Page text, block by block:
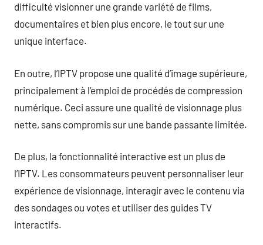
difficulté visionner une grande variété de films,
documentaires et bien plus encore, le tout sur une
unique interface.
En outre, l’IPTV propose une qualité d’image supérieure,
principalement à l’emploi de procédés de compression
numérique. Ceci assure une qualité de visionnage plus
nette, sans compromis sur une bande passante limitée.
De plus, la fonctionnalité interactive est un plus de
l’IPTV. Les consommateurs peuvent personnaliser leur
expérience de visionnage, interagir avec le contenu via
des sondages ou votes et utiliser des guides TV
interactifs.